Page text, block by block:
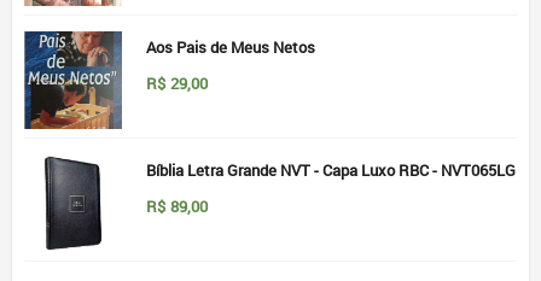
Aos Pais de Meus Netos
R$ 29,00
Bíblia Letra Grande NVT - Capa Luxo RBC - NVT065LG
R$ 89,00